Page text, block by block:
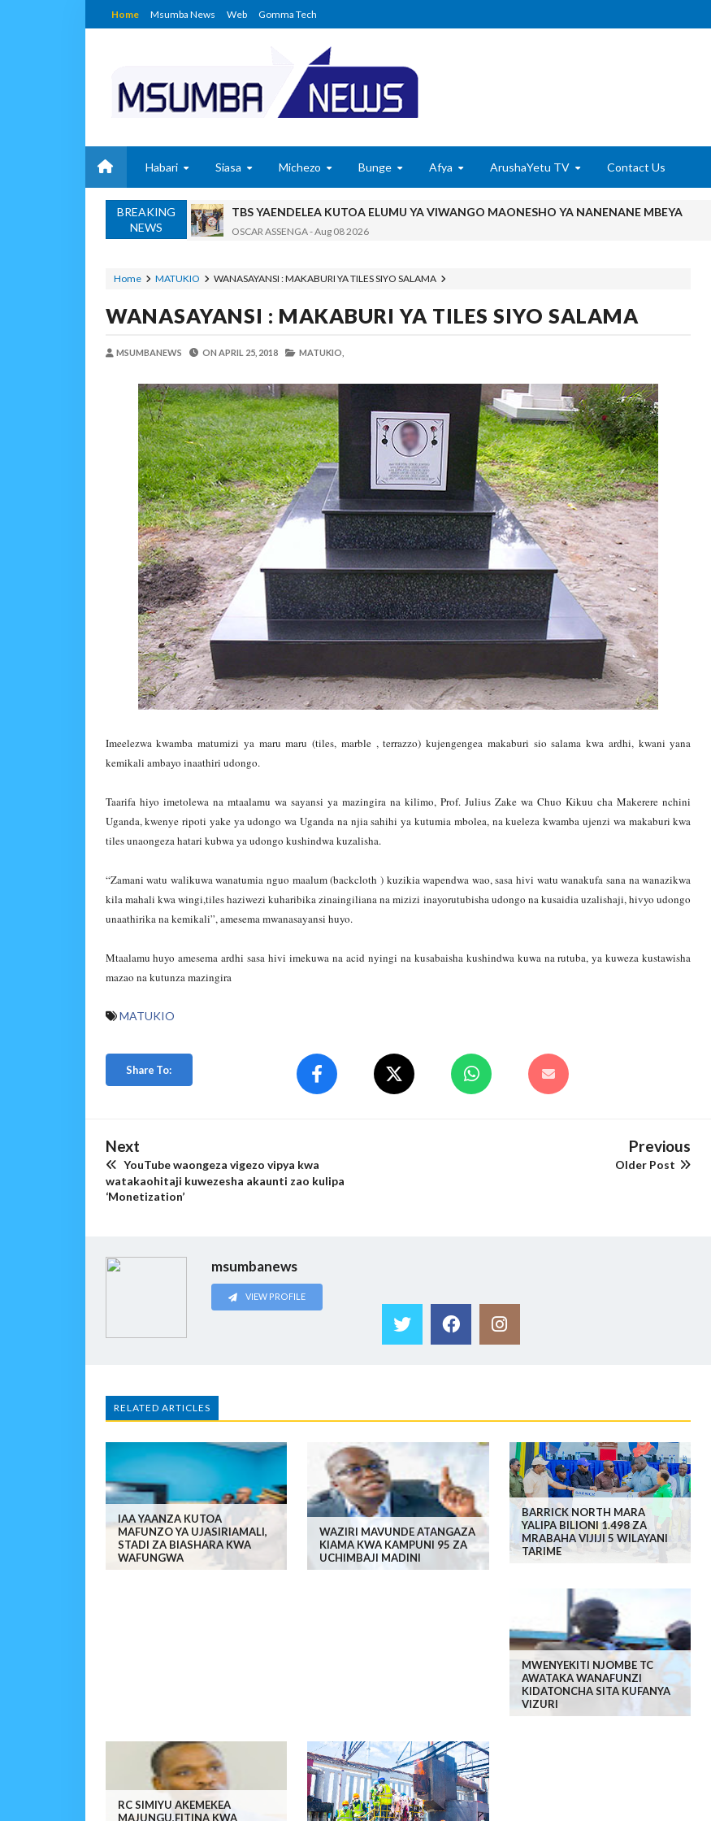
Home Msumba News Web Gomma Tech
Habari Siasa Michezo Bunge Afya ArushaYetu TV Contact Us
BREAKING
NEWS
TBS YAENDELEA KUTOA ELUMU YA VIWANGO MAONESHO YA NANENANE MBEYA
OSCAR ASSENGA-Aug 08 2026
Nilishikilia Cheo Kile Kile Kwa Miaka Kumi, Mpaka Nyota Yangu Ya Uongozi Iliposafishwa
Zawadi Aug 08 2026
Zawadi-Aug 08 2026
Zawadi-Aug 08 2026
TANZANIA YAANGAZA TEKNOLOJIA YA NYUKLIA KUKUZA KILIMO, MIFUGO NA
OKULY BLOG-Aug 08 2026
MGALU APONGEZA HATUA ZA SERIKALI KUHAMASISHA MATUMIZI YA NISHATI SAFI
MSUMBA-Aug 08 2026
WMA YAPONGEZWA KWA KUANZISHA KLABU ZA VIPIMO SHULENI
OKULY BLOG-Aug 08 2026
TBS Yaendelea Kutoa Elimu Ya Uthibitishaji Ubora Wa Bidhaa Nanenane Morogoro
OSCAR ASSENGA Aug 08 2026
WAZIRI SANGU AZITAKA PSSSF,NSSF,WCF NA OSHA KUONGEZA MATUMIZI YA TEHAMA
OSCAR ASSENGA-Aug 08 2026
Home MATUKIO WANASAYANSI : MAKABURI YA TILES SIYO SALAMA
WANASAYANSI : MAKABURI YA TILES SIYO SALAMA
MSUMBANEWS ON APRIL 25, 2018 MATUKIO,
Imeelezwa kwamba matumizi ya maru maru (tiles, marble , terrazzo) kujengengea makaburi sio salama kwa ardhi, kwani yana
kemikali ambayo inaathiri udongo.
Taarifa hiyo imetolewa na mtaalamu wa sayansi ya mazingira na kilimo, Prof. Julius Zake wa Chuo Kikuu cha Makerere nchini
Uganda, kwenye ripoti yake ya udongo wa Uganda na njia sahihi ya kutumia mbolea, na kueleza kwamba ujenzi wa makaburi kwa
tiles unaongeza hatari kubwa ya udongo kushindwa kuzalisha.
“Zamani watu walikuwa wanatumia nguo maalum (backcloth ) kuzikia wapendwa wao, sasa hivi watu wanakufa sana na wanazikwa
kila mahali kwa wingi,tiles haziwezi kuharibika zinaingiliana na mizizi inayorutubisha udongo na kusaidia uzalishaji, hivyo udongo
unaathirika na kemikali”, amesema mwanasayansi huyo.
Mtaalamu huyo amesema ardhi sasa hivi imekuwa na acid nyingi na kusabaisha kushindwa kuwa na rutuba, ya kuweza kustawisha
mazao na kutunza mazingira
MATUKIO
Share To:
Next
YouTube waongeza vigezo vipya kwa
watakaohitaji kuwezesha akaunti zao kulipa
‘Monetization’
Previous
Older Post
msumbanews
VIEW PROFILE
RELATED ARTICLES
IAA YAANZA KUTOA
MAFUNZO YA UJASIRIAMALI,
STADI ZA BIASHARA KWA
WAFUNGWA
WAZIRI MAVUNDE ATANGAZA
KIAMA KWA KAMPUNI 95 ZA
UCHIMBAJI MADINI
BARRICK NORTH MARA
YALIPA BILIONI 1.498 ZA
MRABAHA VIJIJI 5 WILAYANI
TARIME
MWENYEKITI NJOMBE TC
AWATAKA WANAFUNZI
KIDATONCHA SITA KUFANYA
VIZURI
RC SIMIYU AKEMEKEA
MAJUNGU,FITINA KWA